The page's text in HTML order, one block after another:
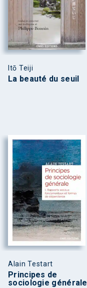
Itō Teiji
La beauté du seuil
Alain Testart
Principes de
sociologie générale